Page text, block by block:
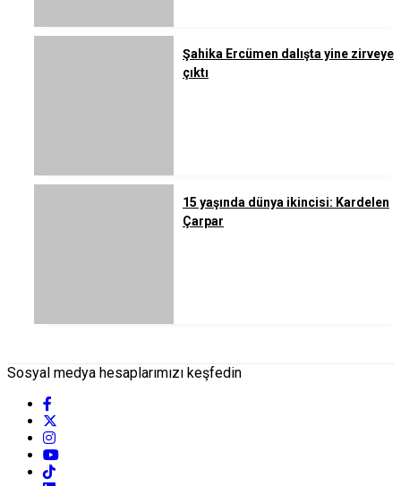
Şahika Ercümen dalışta yine zirveye
çıktı
15 yaşında dünya ikincisi: Kardelen
Çarpar
Sosyal medya hesaplarımızı keşfedin